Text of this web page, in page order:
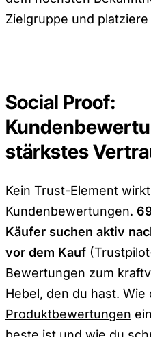
Zielgruppe und
Social Proof:
stärkstes
Kein Trust-Element
Kundenbewertungen.
Käufer suchen aktiv
vor dem Kauf
Bewertungen zum
Hebel, den du hast. Wie
Produktbewertungen